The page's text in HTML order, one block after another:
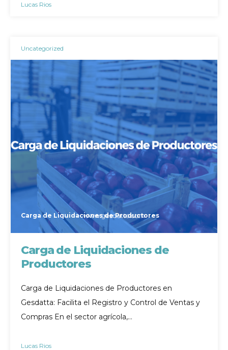
Lucas Rios
Uncategorized
Carga de Liquidaciones de Productores
Carga de Liquidaciones de
Productores
Carga de Liquidaciones de Productores en
Gesdatta: Facilita el Registro y Control de Ventas y
Compras En el sector agrícola,…
Lucas Rios